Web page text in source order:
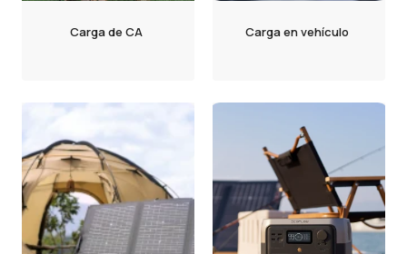
Carga de CA Carga en vehículo